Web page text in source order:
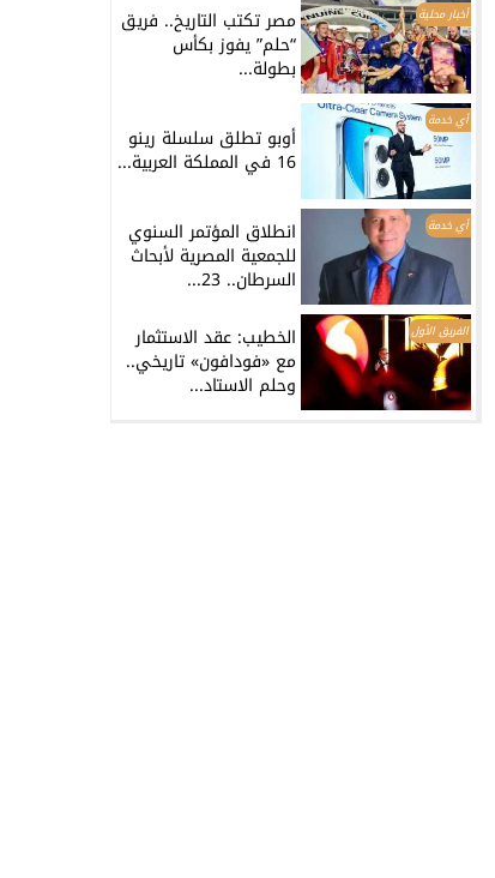
أخبار محلية مصر تكتب التاريخ.. فريق
“حلم” يفوز بكأس
بطولة...
أي خدمة
أوبو تطلق سلسلة رينو
16 في المملكة العربية...
أي خدمة انطلاق المؤتمر السنوي
للجمعية المصرية لأبحاث
السرطان.. 23...
الفريق الأول الخطيب: عقد الاستثمار
مع «فودافون» تاريخي..
وحلم الاستاد...